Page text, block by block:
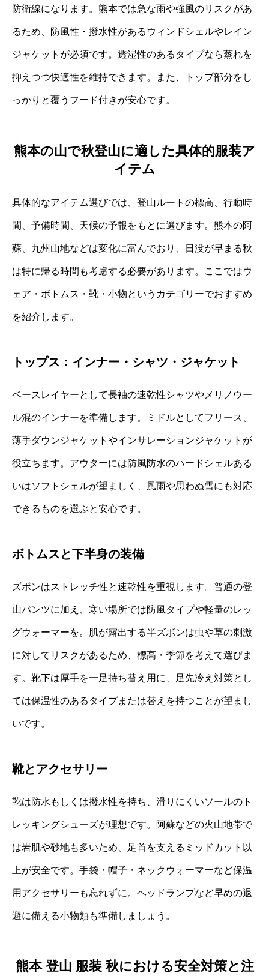
防衛線になります。熊本では急な雨や強風のリスクがあ
るため、防風性・撥水性があるウィンドシェルやレイン
ジャケットが必須です。透湿性のあるタイプなら蒸れを
抑えつつ快適性を維持できます。また、トップ部分をし
っかりと覆うフード付きが安心です。
熊本の山で秋登山に適した具体的服装ア
イテム
具体的なアイテム選びでは、登山ルートの標高、行動時
間、予備時間、天候の予報をもとに選びます。熊本の阿
蘇、九州山地などは変化に富んでおり、日没が早まる秋
は特に帰る時間も考慮する必要があります。ここではウ
ェア・ボトムス・靴・小物というカテゴリーでおすすめ
を紹介します。
トップス：インナー・シャツ・ジャケット
ベースレイヤーとして長袖の速乾性シャツやメリノウー
ル混のインナーを準備します。ミドルとしてフリース、
薄手ダウンジャケットやインサレーションジャケットが
役立ちます。アウターには防風防水のハードシェルある
いはソフトシェルが望ましく、風雨や思わぬ雪にも対応
できるものを選ぶと安心です。
ボトムスと下半身の装備
ズボンはストレッチ性と速乾性を重視します。普通の登
山パンツに加え、寒い場所では防風タイプや軽量のレッ
グウォーマーを。肌が露出する半ズボンは虫や草の刺激
に対してリスクがあるため、標高・季節を考えて選びま
す。靴下は厚手を一足持ち替え用に、足先冷え対策とし
ては保温性のあるタイプまたは替えを持つことが望まし
いです。
靴とアクセサリー
靴は防水もしくは撥水性を持ち、滑りにくいソールのト
レッキングシューズが理想です。阿蘇などの火山地帯で
は岩肌や砂地も多いため、足首を支えるミッドカット以
上が安全です。手袋・帽子・ネックウォーマーなど保温
用アクセサリーも忘れずに。ヘッドランプなど早めの退
避に備える小物類も準備しましょう。
熊本 登山 服装 秋における安全対策と注